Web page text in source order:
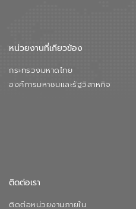
ดุลทางเศรษฐกิจและสิ่งแวดล้อมได้อย่าง
คเอกชนในครั้งนี้ นับเป็นก้าวสำคัญของ
ค์การจัดการน้ำเสีย (อจน.) ในการร่วมวาง
หน่วยงานที่เกียวข้อง
กระทรวงมหาดไทย
องค์การมหาชนและรัฐวิสาหกิจ
ติดต่อเรา
ติดต่อหน่วยงานภายใน